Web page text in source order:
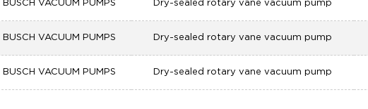
BUSCH VACUUM PUMPS Dry-sealed rotary vane vacuum pump
BUSCH VACUUM PUMPS Dry-sealed rotary vane vacuum pump
BUSCH VACUUM PUMPS Dry-sealed rotary vane vacuum pump